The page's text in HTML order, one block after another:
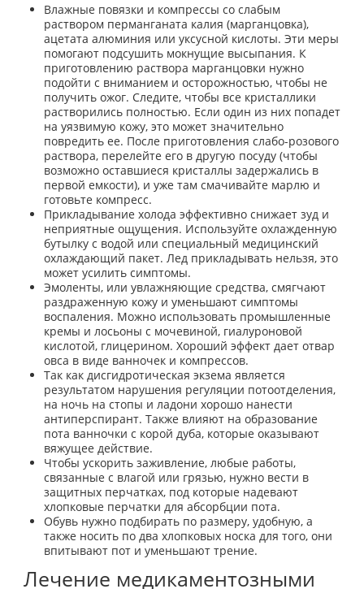
Влажные повязки и компрессы со слабым
раствором перманганата калия (марганцовка),
ацетата алюминия или уксусной кислоты. Эти меры
помогают подсушить мокнущие высыпания. К
приготовлению раствора марганцовки нужно
подойти с вниманием и осторожностью, чтобы не
получить ожог. Следите, чтобы все кристаллики
растворились полностью. Если один из них попадет
на уязвимую кожу, это может значительно
повредить ее. После приготовления слабо-розового
раствора, перелейте его в другую посуду (чтобы
возможно оставшиеся кристаллы задержались в
первой емкости), и уже там смачивайте марлю и
готовьте компресс.
Прикладывание холода эффективно снижает зуд и
неприятные ощущения. Используйте охлажденную
бутылку с водой или специальный медицинский
охлаждающий пакет. Лед прикладывать нельзя, это
может усилить симптомы.
Эмоленты, или увлажняющие средства, смягчают
раздраженную кожу и уменьшают симптомы
воспаления. Можно использовать промышленные
кремы и лосьоны с мочевиной, гиалуроновой
кислотой, глицерином. Хороший эффект дает отвар
овса в виде ванночек и компрессов.
Так как дисгидротическая экзема является
результатом нарушения регуляции потоотделения,
на ночь на стопы и ладони хорошо нанести
антиперспирант. Также влияют на образование
пота ванночки с корой дуба, которые оказывают
вяжущее действие.
Чтобы ускорить заживление, любые работы,
связанные с влагой или грязью, нужно вести в
защитных перчатках, под которые надевают
хлопковые перчатки для абсорбции пота.
Обувь нужно подбирать по размеру, удобную, а
также носить по два хлопковых носка для того, они
впитывают пот и уменьшают трение.
Лечение медикаментозными